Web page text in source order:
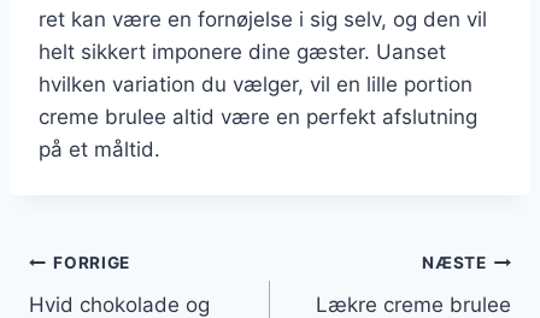
ret kan være en fornøjelse i sig selv, og den vil
helt sikkert imponere dine gæster. Uanset
hvilken variation du vælger, vil en lille portion
creme brulee altid være en perfekt afslutning
på et måltid.
Indlægsnavigation
FORRIGE
Hvid chokolade og
NÆSTE
Lækre creme brulee